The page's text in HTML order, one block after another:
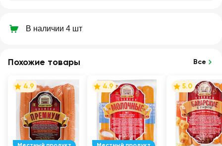
В наличии 4 шт
Похожие товары Все
4.9 4.9 5.0